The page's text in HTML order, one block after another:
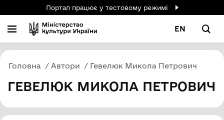
Портал працює у тестовому режимі
EN
Головна Автори Гевелюк Микола Петрович
ГЕВЕЛЮК МИКОЛА ПЕТРОВИЧ